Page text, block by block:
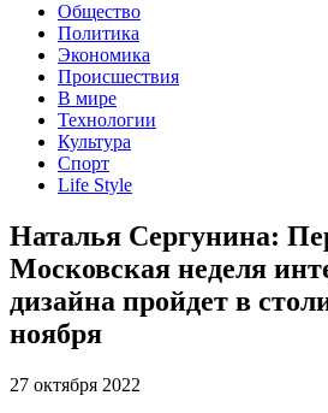
Общество
Политика
Экономика
Происшествия
В мире
Технологии
Культура
Спорт
Life Style
Наталья Сергунина:
Московская неделя
дизайна пройдет в
ноября
27 октября 2022